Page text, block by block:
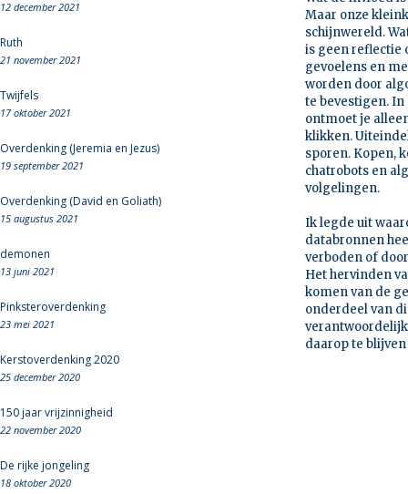
12 december 2021
Ruth
21 november 2021
Twijfels
17 oktober 2021
Overdenking (Jeremia en Jezus)
19 september 2021
Overdenking (David en Goliath)
15 augustus 2021
demonen
13 juni 2021
Pinksteroverdenking
23 mei 2021
Kerstoverdenking 2020
25 december 2020
150 jaar vrijzinnigheid
22 november 2020
De rijke jongeling
18 oktober 2020
Maar onze
schijnwereld.
is geen reflectie
gevoelens en
worden door
te bevestigen.
ontmoet je
klikken.
sporen. Kopen,
chatrobots en
volgelingen.
Ik legde uit
databronnen
verboden of
Het hervinden
komen van de
onderdeel van
daarop te